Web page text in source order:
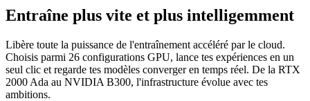
Entraîne plus vite et plus intelligemment
Libère toute la puissance de l'entraînement accéléré par le cloud.
Choisis parmi 26 configurations GPU, lance tes expériences en un
seul clic et regarde tes modèles converger en temps réel. De la RTX
2000 Ada au NVIDIA B300, l'infrastructure évolue avec tes
ambitions.